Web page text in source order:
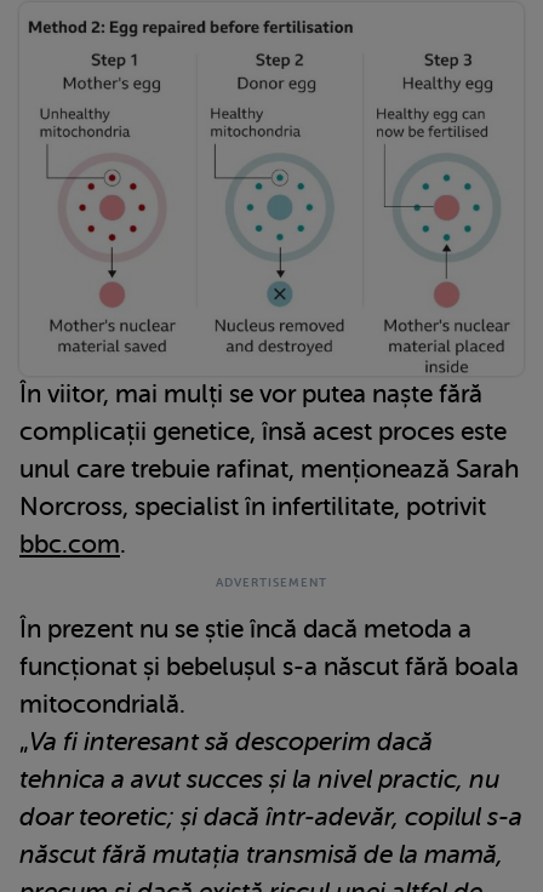
În viitor, mai mulți se vor putea naște fără
complicații genetice, însă acest proces este
unul care trebuie rafinat, menționează Sarah
Norcross, specialist în infertilitate, potrivit
bbc.com.
În prezent nu se știe încă dacă metoda a
funcționat și bebelușul s-a născut fără boala
mitocondrială.
„Va fi interesant să descoperim dacă
tehnica a avut succes și la nivel practic, nu
doar teoretic; și dacă într-adevăr, copilul s-a
născut fără mutația transmisă de la mamă,